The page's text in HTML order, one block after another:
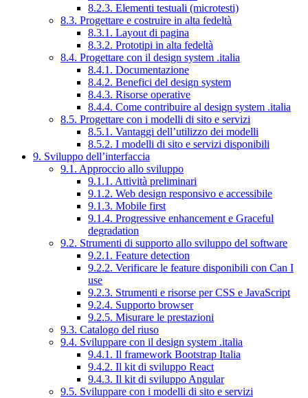
8.2.3. Elementi testuali (microtesti)
8.3. Progettare e costruire in alta fedeltà
8.3.1. Layout di pagina
8.3.2. Prototipi in alta fedeltà
8.4. Progettare con il design system .italia
8.4.1. Documentazione
8.4.2. Benefici del design system
8.4.3. Risorse operative
8.4.4. Come contribuire al design system .italia
8.5. Progettare con i modelli di sito e servizi
8.5.1. Vantaggi dell’utilizzo dei modelli
8.5.2. I modelli di sito e servizi disponibili
9. Sviluppo dell’interfaccia
9.1. Approccio allo sviluppo
9.1.1. Attività preliminari
9.1.2. Web design responsivo e accessibile
9.1.3. Mobile first
9.1.4. Progressive enhancement e Graceful
degradation
9.2. Strumenti di supporto allo sviluppo del software
9.2.1. Feature detection
9.2.2. Verificare le feature disponibili con Can I
use
9.2.3. Strumenti e risorse per CSS e JavaScript
9.2.4. Supporto browser
9.2.5. Misurare le prestazioni
9.3. Catalogo del riuso
9.4. Sviluppare con il design system .italia
9.4.1. Il framework Bootstrap Italia
9.4.2. Il kit di sviluppo React
9.4.3. Il kit di sviluppo Angular
9.5. Sviluppare con i modelli di sito e servizi